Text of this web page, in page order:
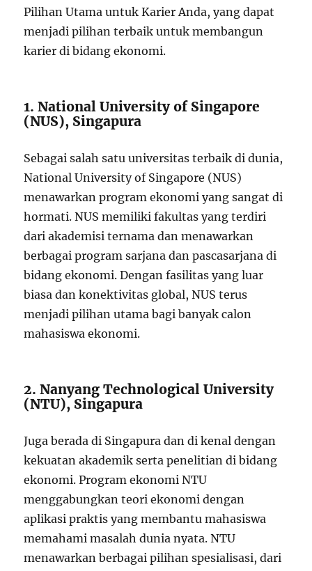
Pilihan Utama untuk Karier Anda, yang dapat
menjadi pilihan terbaik untuk membangun
karier di bidang ekonomi.
1. National University of Singapore
(NUS), Singapura
Sebagai salah satu universitas terbaik di dunia,
National University of Singapore (NUS)
menawarkan program ekonomi yang sangat di
hormati. NUS memiliki fakultas yang terdiri
dari akademisi ternama dan menawarkan
berbagai program sarjana dan pascasarjana di
bidang ekonomi. Dengan fasilitas yang luar
biasa dan konektivitas global, NUS terus
menjadi pilihan utama bagi banyak calon
mahasiswa ekonomi.
2. Nanyang Technological University
(NTU), Singapura
Juga berada di Singapura dan di kenal dengan
kekuatan akademik serta penelitian di bidang
ekonomi. Program ekonomi NTU
menggabungkan teori ekonomi dengan
aplikasi praktis yang membantu mahasiswa
memahami masalah dunia nyata. NTU
menawarkan berbagai pilihan spesialisasi, dari